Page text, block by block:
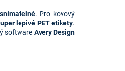
. Pro kovový
lepivé PET etikety.
software Avery Design